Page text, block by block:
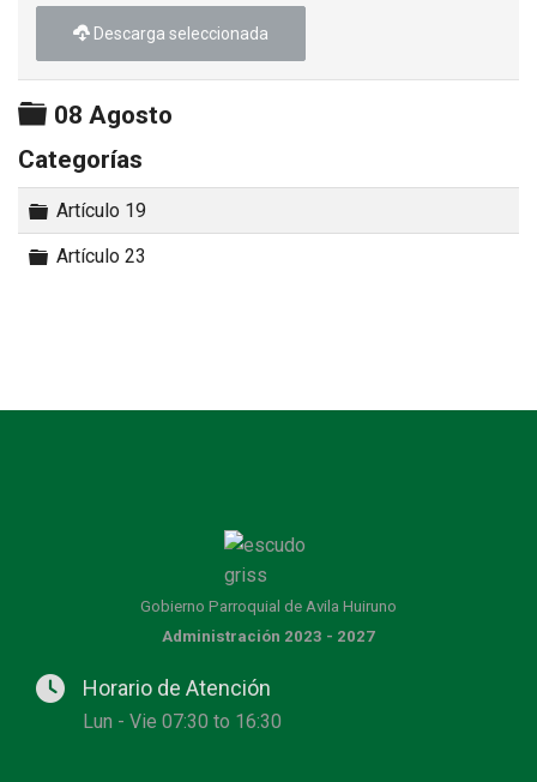
Descarga seleccionada
Carpeta
08 Agosto
Categorías
Carpeta
Artículo 19
Carpeta
Artículo 23
Gobierno Parroquial de Avila Huiruno
Administración 2023 - 2027
Horario de Atención
Lun - Vie 07:30 to 16:30